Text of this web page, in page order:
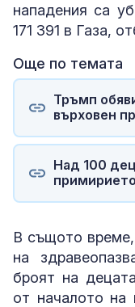
нападения са
171 391 в Газа,
Още по темата
Тръмп
върховен
Над 100
примирието
В същото време,
на
броят на
от началото на